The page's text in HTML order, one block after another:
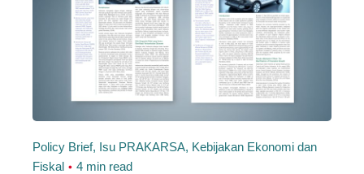
Policy Brief Isu PRAKARSA Kebijakan Ekonomi dan
Fiskal
4 min read